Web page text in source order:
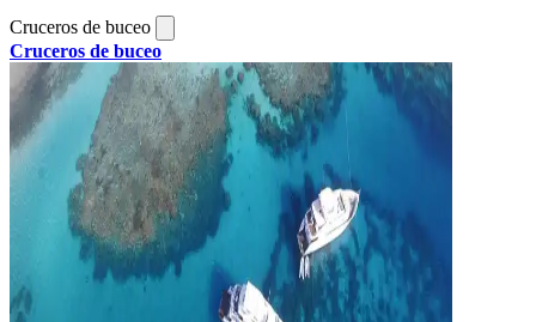
Cruceros de buceo
Cruceros de buceo